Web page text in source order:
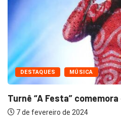
os 30 anos...